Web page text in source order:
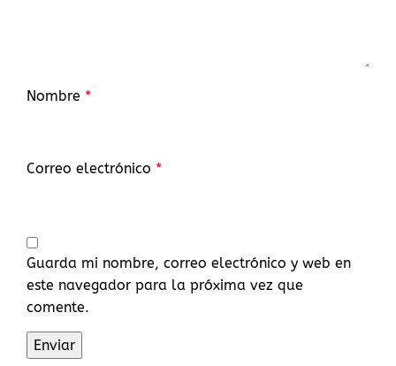
Nombre *
Correo electrónico *
Guarda mi nombre, correo electrónico y web en
este navegador para la próxima vez que
comente.